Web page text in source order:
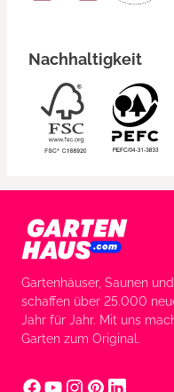
Nachhaltigkeit
Gartenhäuser, Saunen
schaffen über 25.000
Jahr für Jahr. Mit uns
Garten zum Original.